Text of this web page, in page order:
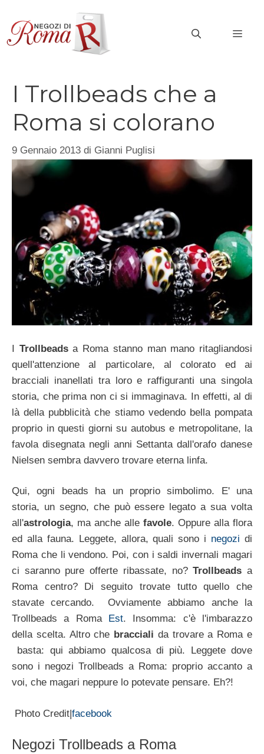
contenuto
I Trollbeads che a
Roma si colorano
9 Gennaio 2013 di Gianni Puglisi
I Trollbeadsa Roma stanno man mano ritagliandosi
quell'attenzione al particolare, al colorato ed ai
bracciali inanellati tra loro e raffiguranti una singola
storia, che prima non ci si immaginava. In effetti, al di
là della pubblicità che stiamo vedendo bella pompata
proprio in questi giorni su autobus e metropolitane, la
favola disegnata negli anni Settanta dall'orafo danese
Nielsen sembra davvero trovare eterna linfa.
Qui, ogni beads ha un proprio simbolimo. E' una
storia, un segno, che può essere legato a sua volta
all'astrologia, ma anche alle favole. Oppure alla flora
ed alla fauna. Leggete, allora, quali sono i negozi di
Roma che li vendono. Poi, con i saldi invernali magari
ci saranno pure offerte ribassate, no?Trollbeads a
Roma centro? Di seguito trovate tutto quello che
stavate cercando. Ovviamente abbiamo anche la
Trollbeads a Roma Est. Insomma: c'è l'imbarazzo
della scelta. Altro che bracciali da trovare a Roma e
basta: qui abbiamo qualcosa di più. Leggete dove
sono i negozi Trollbeads a Roma: proprio accanto a
voi, che magari neppure lo potevate pensare. Eh?!
Photo Credit|facebook
Negozi Trollbeads a Roma